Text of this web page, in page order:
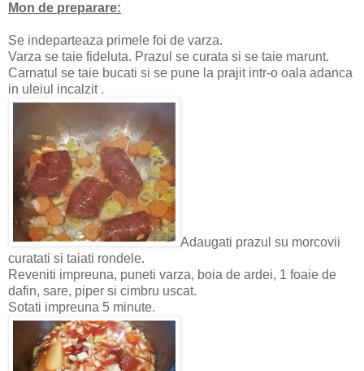
Mon de preparare:
Se indeparteaza primele foi de varza.
Varza se taie fideluta. Prazul se curata si se taie marunt.
Carnatul se taie bucati si se pune la prajit intr-o oala adanca
in uleiul incalzit .
Adaugati prazul su morcovii
curatati si taiati rondele.
Reveniti impreuna, puneti varza, boia de ardei, 1 foaie de
dafin, sare, piper si cimbru uscat.
Sotati impreuna 5 minute.